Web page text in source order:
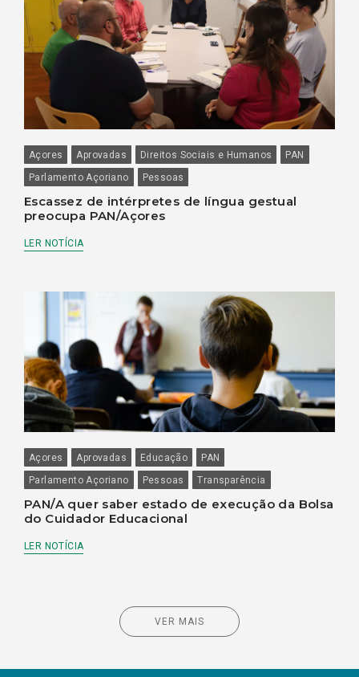
Açores Aprovadas Direitos Sociais e Humanos
PAN
Parlamento Açoriano
Pessoas
Escassez de intérpretes de língua gestual
preocupa PAN/Açores
LER NOTÍCIA
Açores Aprovadas Educação
PAN
Parlamento Açoriano
Pessoas Transparência
PAN/A quer saber estado de execução da Bolsa
do Cuidador Educacional
LER NOTÍCIA
VER MAIS